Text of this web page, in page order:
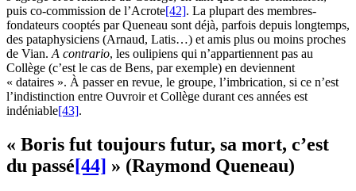
puis co-commission de l’Acrote[42]. La plupart des membres-
fondateurs cooptés par Queneau sont déjà, parfois depuis longtemps,
des pataphysiciens (Arnaud, Latis…) et amis plus ou moins proches
de Vian. A contrario, les oulipiens qui n’appartiennent pas au
Collège (c’est le cas de Bens, par exemple) en deviennent
« dataires ». À passer en revue, le groupe, l’imbrication, si ce n’est
l’indistinction entre Ouvroir et Collège durant ces années est
indéniable[43].
« Boris fut toujours futur, sa mort, c’est
du passé[44] » (Raymond Queneau)